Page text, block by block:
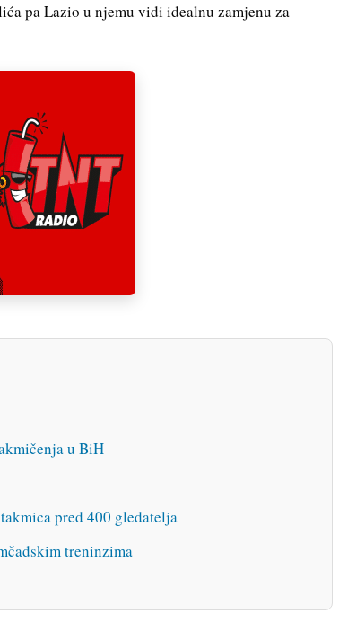
pa Lazio u njemu vidi idealnu zamjenu za
u BiH
pred 400 gledatelja
treninzima